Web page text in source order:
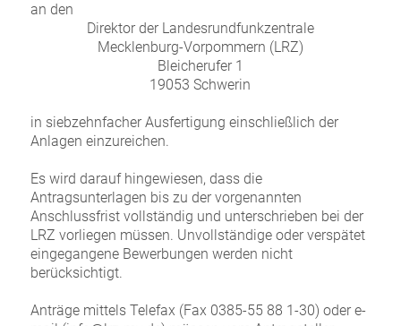
an den
Direktor der Landesrundfunkzentrale
Mecklenburg-Vorpommern (LRZ)
Bleicherufer 1
19053 Schwerin
in siebzehnfacher Ausfertigung einschließlich der
Anlagen einzureichen.
Es wird darauf hingewiesen, dass die
Antragsunterlagen bis zu der vorgenannten
Anschlussfrist vollständig und unterschrieben bei der
LRZ vorliegen müssen. Unvollständige oder verspätet
eingegangene Bewerbungen werden nicht
berücksichtigt.
Anträge mittels Telefax (Fax 0385-55 88 1-30) oder e-